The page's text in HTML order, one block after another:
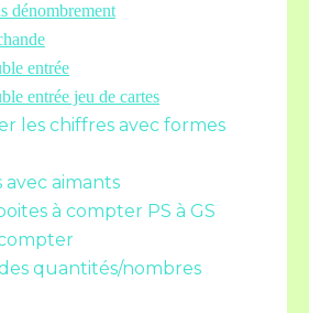
dénombrement
entrée
entrée jeu de cartes
les chiffres avec formes
avec aimants
à compter PS à GS
quantités/nombres